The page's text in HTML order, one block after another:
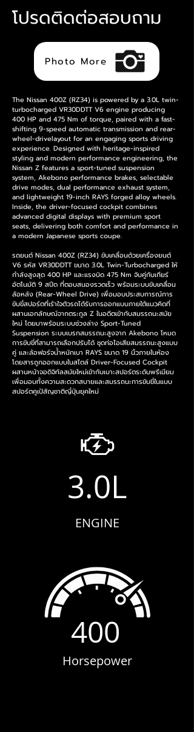
โปรดติดต่อสอบถาม
Photo More
The Nissan 400Z (RZ34) is powered by a 3.0L twin-
turbocharged VR30DDTT V6 engine producing
400 HP and 475 Nm of torque, paired with a fast-
shifting 9-speed automatic transmission and rear-
wheel-drivelayout for an engaging sports driving
experience. Designed with heritage-inspired
styling and modern performance engineering, the
Nissan Z features a sport-tuned suspension
system, Akebono performance brakes, selectable
drive modes, dual performance exhaust system,
and lightweight 19-inch RAYS forged alloy wheels.
Inside, the driver-focused cockpit combines
advanced digital displays with premium sport
seats, delivering both comfort and performance in
a modern Japanese sports coupe.
รถยนต์ Nissan 400Z (RZ34) ขับเคลื่อนด้วยเครื่องยนต์
V6 รหัส VR30DDTT ขนาด 3.0L Twin-Turbocharged ให้
กำลังสูงสุด 400 HP และแรงบิด 475 Nm จับคู่กับเกียร์
อัตโนมัติ 9 สปีด ที่ตอบสนองรวดเร็ว พร้อมระบบขับเคลื่อน
ล้อหลัง (Rear-Wheel Drive) เพื่อมอบประสบการณ์การ
ขับขี่สปอร์ตที่เร้าใจตัวรถได้รับการออกแบบภายใต้แนวคิดที่
ผสานเอกลักษณ์จากตระกูล Z ในอดีตเข้ากับสมรรถนะสมัย
ใหม่ โดยมาพร้อมระบบช่วงล่าง Sport-Tuned
Suspension ระบบเบรกสมรรถนะสูงจาก Akebono โหมด
การขับขี่ที่สามารถเลือกปรับได้ ชุดท่อไอเสียสมรรถนะสูงแบบ
คู่ และล้อฟอร์จน้ำหนักเบา RAYS ขนาด 19 นิ้วภายในห้อง
โดยสารถูกออกแบบในสไตล์ Driver-Focused Cockpit
ผสานหน้าจอดิจิทัลสมัยใหม่เข้ากับเบาะสปอร์ตระดับพรีเมียม
เพื่อมอบทั้งความสะดวกสบายและสมรรถนะการขับขี่ในแบบ
สปอร์ตคูเป้สัญชาติญี่ปุ่นยุคใหม่
3.0L
ENGINE
400
Horsepower